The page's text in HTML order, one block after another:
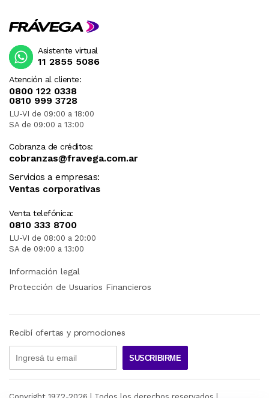
Atención al cliente:
0800 122 0338
0810 999 3728
LU-VI de 09:00 a 18:00
SA de 09:00 a 13:00
Cobranza de créditos:
cobranzas@fravega.com.ar
Servicios a empresas:
Ventas corporativas
Venta telefónica:
0810 333 8700
LU-VI de 08:00 a 20:00
SA de 09:00 a 13:00
Asistente virtual
11 2855 5086
Información legal
Protección de Usuarios Financieros
Recibí ofertas y promociones
SUSCRIBIRME